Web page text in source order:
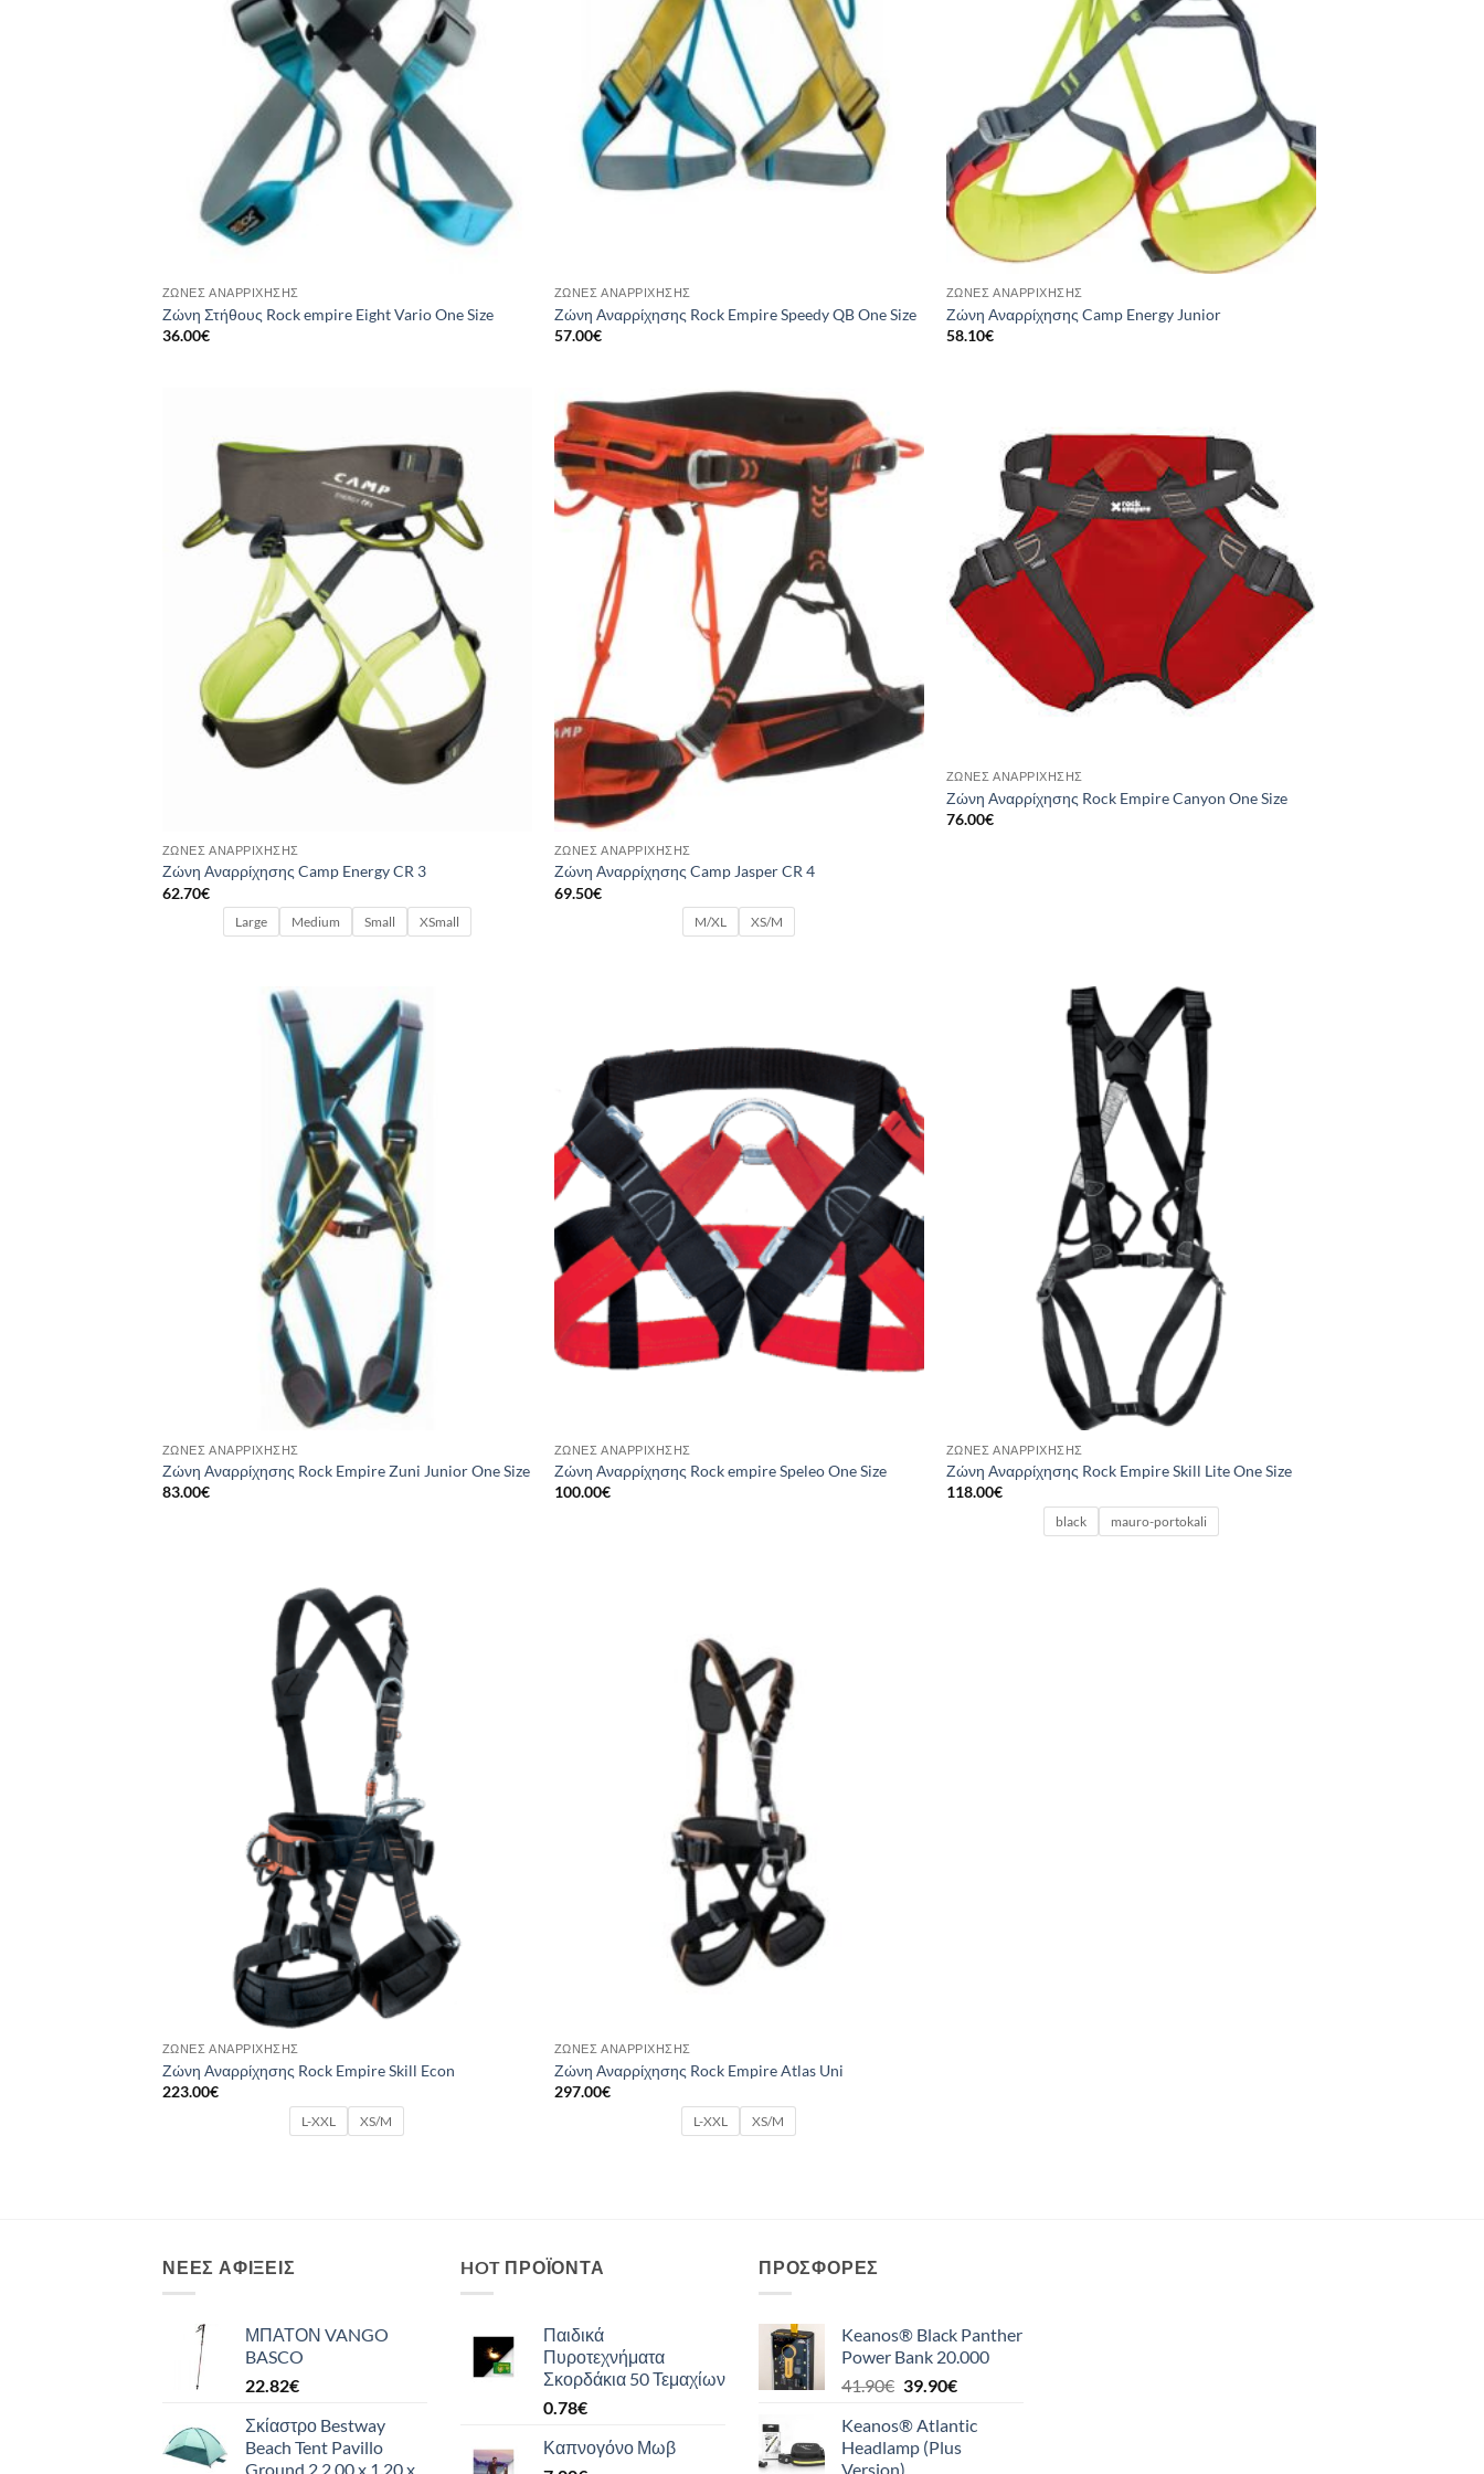
ΖΏΝΕΣ ΑΝΑΡΡΊΧΗΣΗΣ
Ζώνη Στήθους Rock empire Eight Vario One Size
36.00€
ΖΏΝΕΣ ΑΝΑΡΡΊΧΗΣΗΣ
Ζώνη Αναρρίχησης Rock Empire Speedy QB One Size
57.00€
ΖΏΝΕΣ ΑΝΑΡΡΊΧΗΣΗΣ
Ζώνη Αναρρίχησης Camp Energy Junior
58.10€
ΖΏΝΕΣ ΑΝΑΡΡΊΧΗΣΗΣ
Ζώνη Αναρρίχησης Camp Energy CR 3
62.70€
Large Medium Small XSmall
Add to
wishlist
ΖΏΝΕΣ ΑΝΑΡΡΊΧΗΣΗΣ
Ζώνη Αναρρίχησης Camp Jasper CR 4
69.50€
M/XL XS/M
ΖΏΝΕΣ ΑΝΑΡΡΊΧΗΣΗΣ
Ζώνη Αναρρίχησης Rock Empire Canyon One Size
76.00€
ΖΏΝΕΣ ΑΝΑΡΡΊΧΗΣΗΣ
Ζώνη Αναρρίχησης Rock Empire Zuni Junior One Size
83.00€
wishlist
ΖΏΝΕΣ ΑΝΑΡΡΊΧΗΣΗΣ
Ζώνη Αναρρίχησης Rock empire Speleo One Size
100.00€
ΖΏΝΕΣ ΑΝΑΡΡΊΧΗΣΗΣ
Ζώνη Αναρρίχησης Rock Empire Skill Lite One Size
118.00€
black mauro-portokali
ΖΏΝΕΣ ΑΝΑΡΡΊΧΗΣΗΣ
Ζώνη Αναρρίχησης Rock Empire Skill Econ
223.00€
L-XXL XS/M
ΖΏΝΕΣ ΑΝΑΡΡΊΧΗΣΗΣ
Ζώνη Αναρρίχησης Rock Empire Atlas Uni
297.00€
L-XXL XS/M
ΝΈΕΣ ΑΦΊΞΕΙΣ
ΜΠΑΤΟΝ VANGO
BASCO
22.82€
Σκίαστρο Bestway
Beach Tent Pavillo
Ground 2 2.00 x 1.20 x
HOT ΠΡΟΪΌΝΤΑ
Παιδικά
Πυροτεχνήματα
Σκορδάκια 50 Τεμαχίων
0.78€
Καπνογόνο Μωβ
ΠΡΟΣΦΟΡΈΣ
Keanos® Black Panther
Power Bank 20.000
41.90€ Original
was:
41.90€.
39.90€Η
τιμή
είναι:
Keanos® Atlantic
Headlamp (Plus
Version)